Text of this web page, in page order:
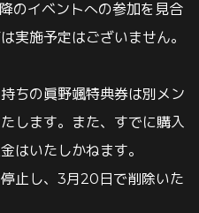
のイベントへの参加を見合
実施予定はございません。
ちの眞野颯特典券は別メン
します。また、すでに購入
はいたしかねます。
止し、3月20日で削除いた